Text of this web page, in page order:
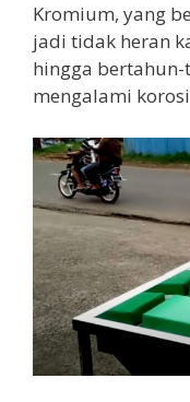
Kromium, yang
jadi tidak heran
hingga
mengalami